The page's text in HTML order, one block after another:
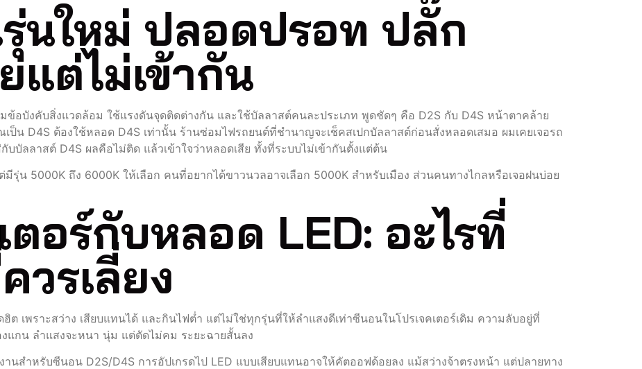
นใหม่ ปลอดปรอท ปลั๊ก
แต่ไม่เข้ากัน
อบังคับสิ่งแวดล้อม ใช้แรงดันจุดติดต่างกัน และใช้บัลลาสต์คนละประเภท พูดชัดๆ คือ D2S กับ D4S หน้าตาคล้าย
ป็น D4S ต้องใช้หลอด D4S เท่านั้น ร้านซ่อมไฟรถยนต์ที่ชำนาญจะเช็คสเปกบัลลาสต์ก่อนสั่งหลอดเสมอ ผมเคยเจอรถ
บัลลาสต์ D4S ผลคือไม่ติด แล้วเข้าใจว่าหลอดเสีย ทั้งที่ระบบไม่เข้ากันตั้งแต่ต้น
รุ่น 5000K ถึง 6000K ให้เลือก คนที่อยากได้ขาวนวลอาจเลือก 5000K สำหรับเมือง ส่วนคนทางไกลหรือเจอฝนบ่อย
ตอร์กับหลอด LED: อะไรที่
วรเลี่ยง
ต เพราะสว่าง เสียบแทนได้ และกินไฟต่ำ แต่ไม่ใช่ทุกรุ่นที่ให้ลำแสงดีเท่าซีนอนในโปรเจคเตอร์เดิม ความลับอยู่ที่
แกน ลำแสงจะหนา นุ่ม แต่ตัดไม่คม ระยะฉายสั้นลง
นสำหรับซีนอน D2S/D4S การอัปเกรดไป LED แบบเสียบแทนอาจให้คัตออฟด้อยลง แม้สว่างจ้าตรงหน้า แต่ปลายทาง